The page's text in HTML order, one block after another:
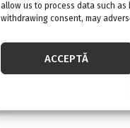
allow us to process data such
withdrawing consent, may
ACCEPTĂ